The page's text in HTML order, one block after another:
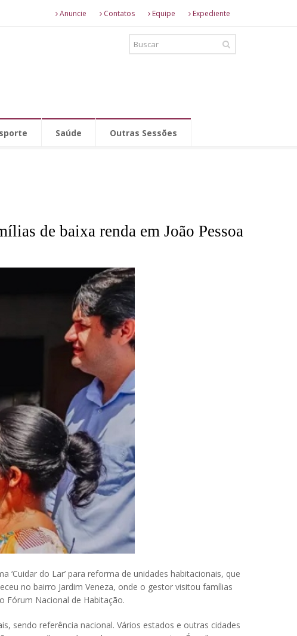
Anuncie Contatos Equipe Expediente
Saúde Outras Sessões
de baixa renda em João Pessoa
‘Cuidar do Lar’ para reforma de unidades habitacionais, que
no bairro Jardim Veneza, onde o gestor visitou famílias
Fórum Nacional de Habitação.
sendo referência nacional. Vários estados e outras cidades